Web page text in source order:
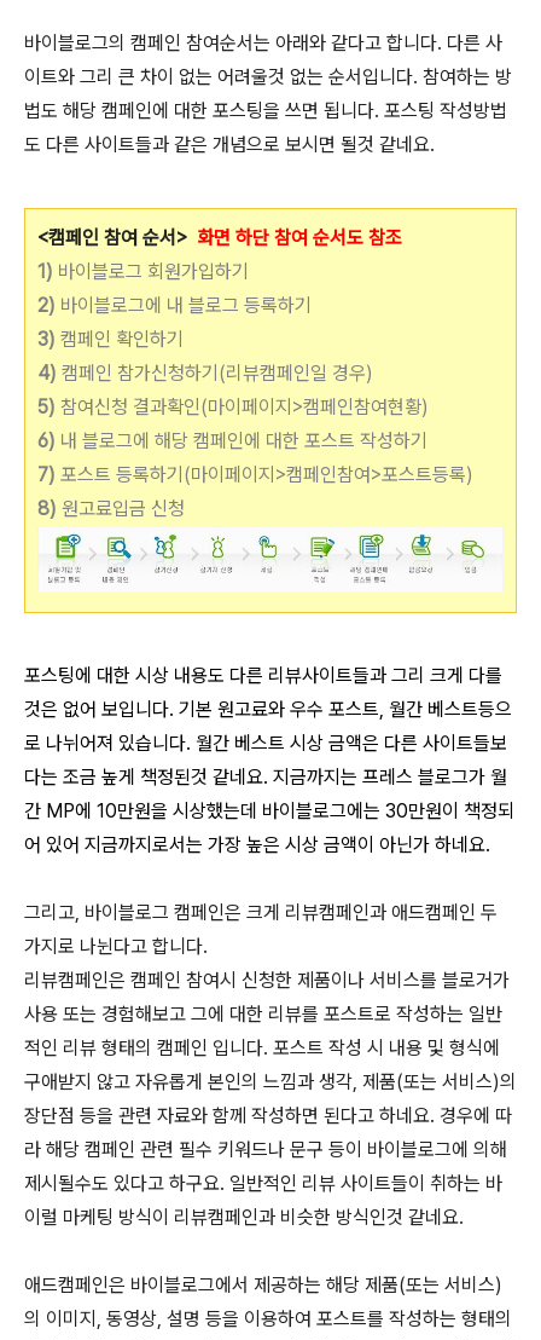
바이블로그의 캠페인 참여순서는 아래와 같다고 합니다. 다른 사
이트와 그리 큰 차이 없는 어려울것 없는 순서입니다. 참여하는 방
법도 해당 캠페인에 대한 포스팅을 쓰면 됩니다. 포스팅 작성방법
도 다른 사이트들과 같은 개념으로 보시면 될것 같네요.
<캠페인 참여 순서> 화면 하단 참여 순서도 참조
1) 바이블로그 회원가입하기
2) 바이블로그에 내 블로그 등록하기
3) 캠페인 확인하기
4) 캠페인 참가신청하기(리뷰캠페인일 경우)
5) 참여신청 결과확인(마이페이지>캠페인참여현황)
6) 내 블로그에 해당 캠페인에 대한 포스트 작성하기
7) 포스트 등록하기(마이페이지>캠페인참여>포스트등록)
8) 원고료입금 신청
포스팅에 대한 시상 내용도 다른 리뷰사이트들과 그리 크게 다를
것은 없어 보입니다. 기본 원고료와 우수 포스트, 월간 베스트등으
로 나뉘어져 있습니다. 월간 베스트 시상 금액은 다른 사이트들보
다는 조금 높게 책정된것 같네요. 지금까지는 프레스 블로그가 월
간 MP에 10만원을 시상했는데 바이블로그에는 30만원이 책정되
어 있어 지금까지로서는 가장 높은 시상 금액이 아닌가 하네요.
그리고, 바이블로그 캠페인은 크게 리뷰캠페인과 애드캠페인 두
가지로 나뉜다고 합니다.
리뷰캠페인은 캠페인 참여시 신청한 제품이나 서비스를 블로거가
사용 또는 경험해보고 그에 대한 리뷰를 포스트로 작성하는 일반
적인 리뷰 형태의 캠페인 입니다. 포스트 작성 시 내용 및 형식에
구애받지 않고 자유롭게 본인의 느낌과 생각, 제품(또는 서비스)의
장단점 등을 관련 자료와 함께 작성하면 된다고 하네요. 경우에 따
라 해당 캠페인 관련 필수 키워드나 문구 등이 바이블로그에 의해
제시될수도 있다고 하구요. 일반적인 리뷰 사이트들이 취하는 바
이럴 마케팅 방식이 리뷰캠페인과 비슷한 방식인것 같네요.
애드캠페인은 바이블로그에서 제공하는 해당 제품(또는 서비스)
의 이미지, 동영상, 설명 등을 이용하여 포스트를 작성하는 형태의